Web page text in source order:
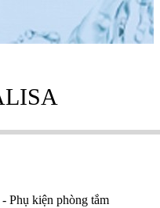
Phụ kiện phòng tắm